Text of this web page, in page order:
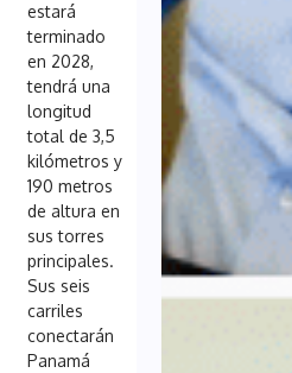
estará
terminado
en 2028,
tendrá una
longitud
total de 3,5
kilómetros y
190 metros
de altura en
sus torres
principales.
Sus seis
carriles
conectarán
Panamá